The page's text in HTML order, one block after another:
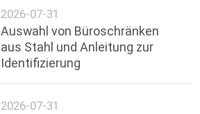
2026-07-31
Auswahl von Büroschränken
aus Stahl und Anleitung zur
Identifizierung
2026-07-31